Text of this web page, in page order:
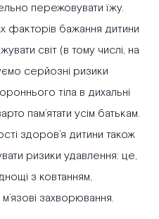
пережовувати їжу.
факторів бажання дитини
світ (в тому числі, на
серйозні ризики
тіла в дихальні
пам’ятати усім батькам.
здоров’я дитини також
ризики удавлення: це,
з ковтанням,
м’язові захворювання.